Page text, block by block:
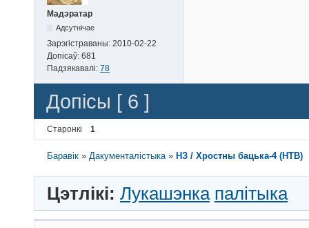
Мадэратар
Адсутнічае
Зарэгістраваны: 2010-02-22
Допісаў: 681
Падзякавалі: 78
Допісы [ 6 ]
Старонкі 1
Баравік »Дакументалістыка » НЗ / Хростны бацька-4 (НТВ)
Цэтлікі: Лукашэнка палітыка